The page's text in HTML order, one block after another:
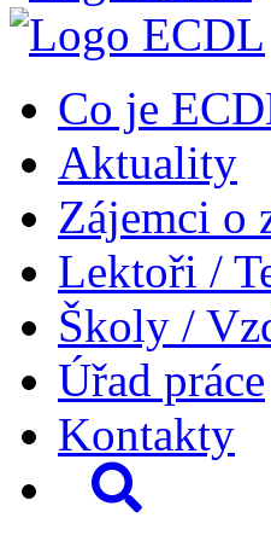
Co je
Aktuality
Zájemci o
Lektoři /
Školy /
Úřad práce
Kontakty